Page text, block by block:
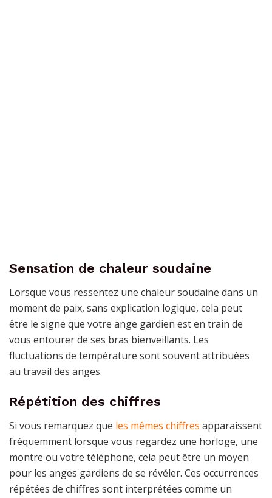
Sensation de chaleur soudaine
Lorsque vous ressentez une chaleur soudaine dans un
moment de paix, sans explication logique, cela peut
être le signe que votre ange gardien est en train de
vous entourer de ses bras bienveillants. Les
fluctuations de température sont souvent attribuées
au travail des anges.
Répétition des chiffres
Si vous remarquez que les mêmes chiffres apparaissent
fréquemment lorsque vous regardez une horloge, une
montre ou votre téléphone, cela peut être un moyen
pour les anges gardiens de se révéler. Ces occurrences
répétées de chiffres sont interprétées comme un